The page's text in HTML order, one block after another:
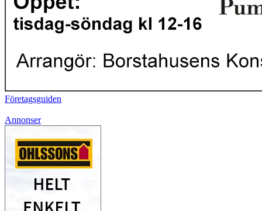
Företagsguiden
Annonser